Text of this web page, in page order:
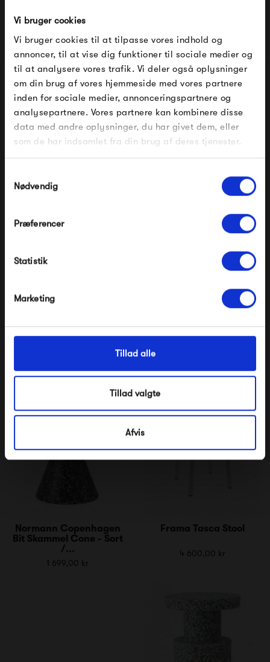
Vi bruger cookies
Vi bruger cookies til at tilpasse vores indhold og
annoncer, til at vise dig funktioner til sociale medier og
til at analysere vores trafik. Vi deler også oplysninger
om din brug af vores hjemmeside med vores partnere
inden for sociale medier, annonceringspartnere og
analysepartnere. Vores partnere kan kombinere disse
data med andre oplysninger, du har givet dem, eller
som de har indsamlet fra din brug af deres tjenester.
Nødvendig
Præferencer
Statistik
Marketing
Tillad alle
Tillad valgte
Afvis
1 899,00 kr
Bit Skammel Stack -
Hvid/Hvid
Bit Skammel Cone - Blå
Normann Copenhagen
Bit Skammel Cone - Gul
1 899,00 kr
Normann Copenhagen
Bit Skammel Cone - Sort
/...
1 699,00 kr
Frama Tasca Stool
4 600,00 kr
FÅ 10% PÅ DIN NÆSTE ORDRE
Indtast din e-mail, så sender vi rabatkoden til dig på
mail. Minimumsbeløb er 499 kr. for at indløse
rabatten.
Gælder ikke på produkter fra Fermob, File Under
*Ved at tilmelde dig accepterer du at modtage e-